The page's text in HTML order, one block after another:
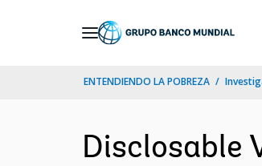
ENTENDIENDO LA POBREZA
Disclosable